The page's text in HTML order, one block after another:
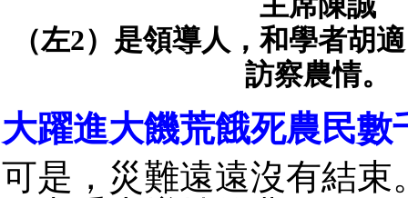
（左2）是領導人，和學者胡
訪察農情。
大躍進大饑荒餓死農民數
可是，災難遠遠沒有結束